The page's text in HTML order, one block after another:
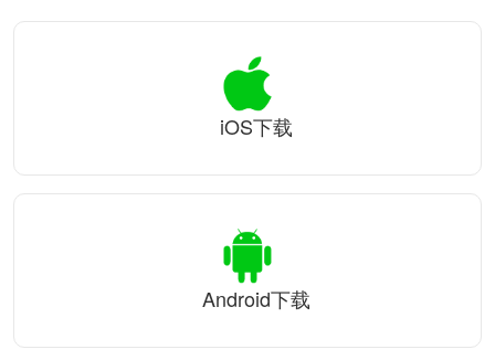
iOS下载
Android下载